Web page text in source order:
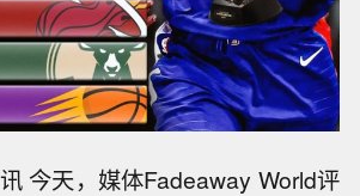
今天，媒体Fadeaway World评